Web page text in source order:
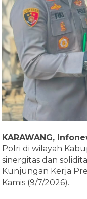
KARAWANG,
Polri di wilayah
sinergitas dan
Kunjungan Kerja
Kamis (9/7/2026).